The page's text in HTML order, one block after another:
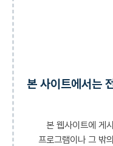
본 사이트에서는
본 웹사이트에 게
프로그램이나 그 밖